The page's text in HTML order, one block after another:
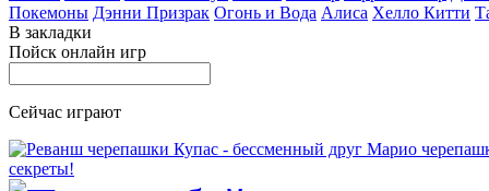
Покемоны Дэнни Призрак Огонь и Вода Алиса Хелло Китти
В закладки
Пойск онлайн игр
Сейчас играют